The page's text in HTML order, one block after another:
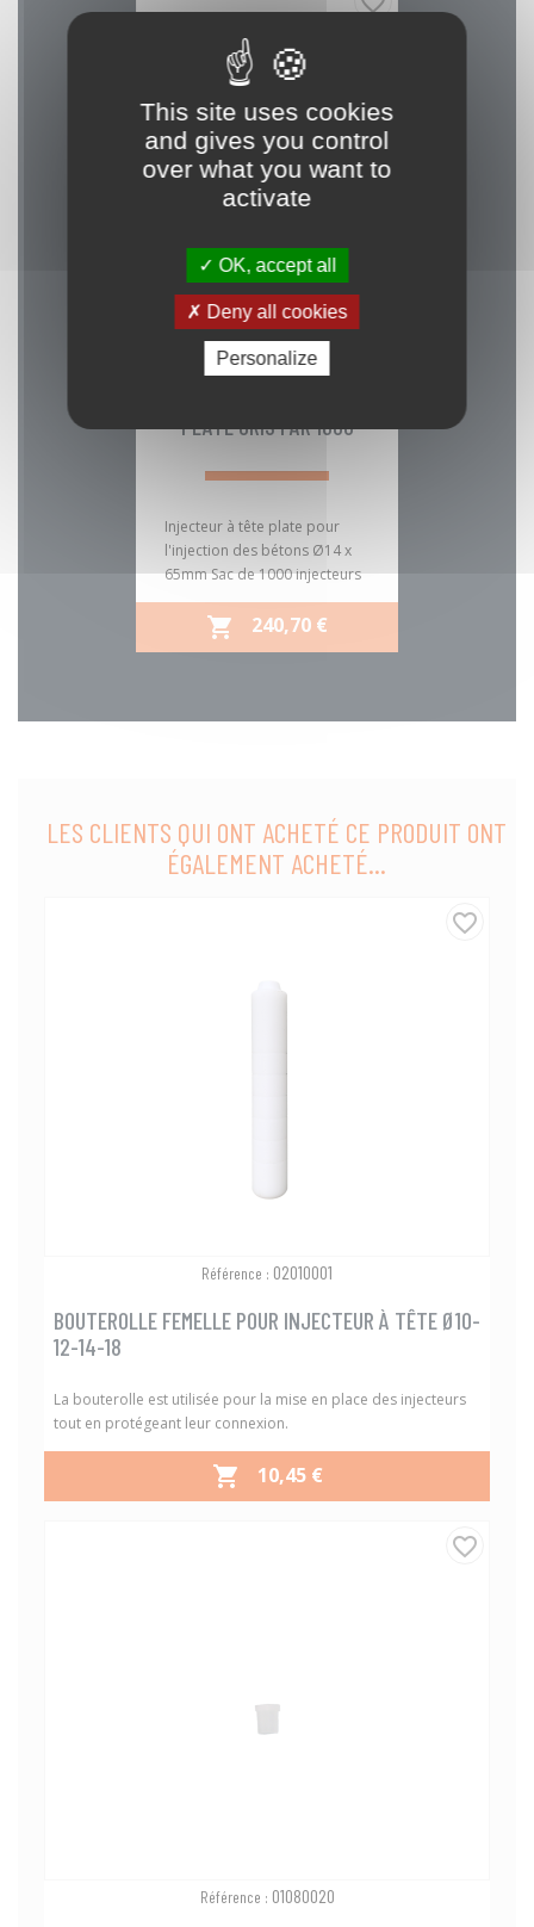
Référence :01090036
PLATE GRIS PAR 1000
Injecteur à tête plate pour
l'injection des bétons Ø14 x
65mm Sac de 1000 injecteurs
 PRIX
240,70 €
LES CLIENTS QUI ONT ACHETÉ CE PRODUIT ONT
ÉGALEMENT ACHETÉ...
Référence : 02010001
BOUTEROLLE FEMELLE POUR INJECTEUR À TÊTE Ø10-
12-14-18
La bouterolle est utilisée pour la mise en place des injecteurs
tout en protégeant leur connexion.
 PRIX
10,45 €
favorite_border
Référence : 01080020
favorite_border
This site uses cookies
and gives you control
over what you want to
activate
OK, accept all
Deny all cookies
Personalize